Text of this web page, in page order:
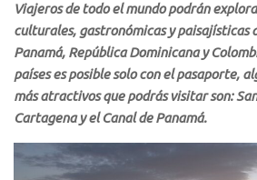
Viajeros de todo el mundo podrán
culturales, gastronómicas y paisajísticas
Panamá, República Dominicana y
países es posible solo con el pasaporte,
más atractivos que podrás visitar son:
Cartagena y el Canal de Panamá.